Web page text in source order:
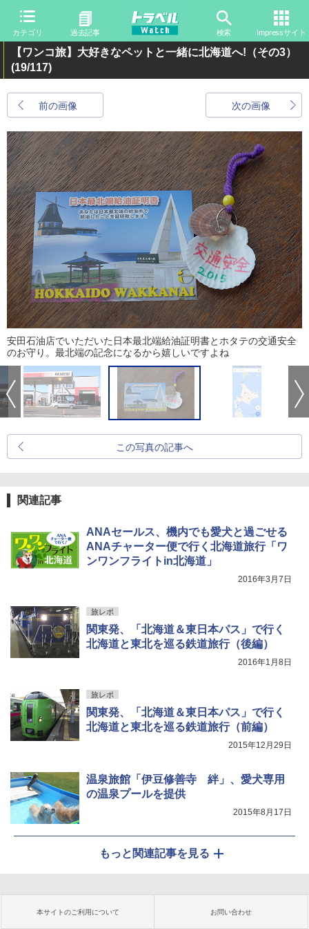
カテゴリ 過去記事 検索 Impressサイト
【ワンコ旅】大好きなペットと一緒に北海道へ!（その3）
(19/117)
前の画像 次の画像
安田石油店でいただいた日本最北端給油証明書とホタテの交通安全
のお守り。最北端の記念になるから嬉しいですよね
この写真の記事へ
関連記事
ANAセールス、機内でも愛犬と過ごせる
ANAチャーター便で行く北海道旅行「ワ
ンワンフライトin北海道」
2016年3月7日
旅レポ
関東発、「北海道＆東日本パス」で行く
北海道と東北を巡る鉄道旅行（後編）
2016年1月8日
旅レポ
関東発、「北海道＆東日本パス」で行く
北海道と東北を巡る鉄道旅行（前編）
2015年12月29日
温泉旅館「伊豆修善寺 絆」、愛犬専用
の温泉プールを提供
2015年8月17日
もっと関連記事を見る
本サイトのご利用について お問い合わせ